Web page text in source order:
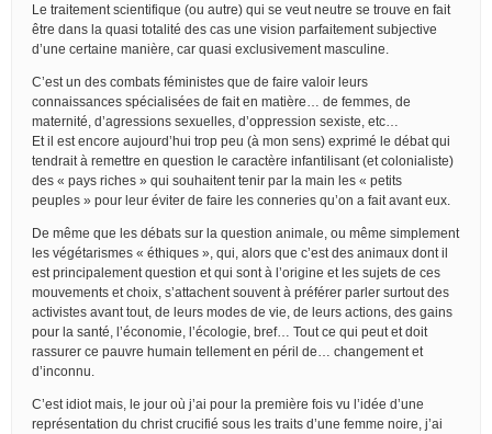
Le traitement scientifique (ou autre) qui se veut neutre se trouve en fait
être dans la quasi totalité des cas une vision parfaitement subjective
d’une certaine manière, car quasi exclusivement masculine.
C’est un des combats féministes que de faire valoir leurs
connaissances spécialisées de fait en matière… de femmes, de
maternité, d’agressions sexuelles, d’oppression sexiste, etc…
Et il est encore aujourd’hui trop peu (à mon sens) exprimé le débat qui
tendrait à remettre en question le caractère infantilisant (et colonialiste)
des « pays riches » qui souhaitent tenir par la main les « petits
peuples » pour leur éviter de faire les conneries qu’on a fait avant eux.
De même que les débats sur la question animale, ou même simplement
les végétarismes « éthiques », qui, alors que c’est des animaux dont il
est principalement question et qui sont à l’origine et les sujets de ces
mouvements et choix, s’attachent souvent à préférer parler surtout des
activistes avant tout, de leurs modes de vie, de leurs actions, des gains
pour la santé, l’économie, l’écologie, bref… Tout ce qui peut et doit
rassurer ce pauvre humain tellement en péril de… changement et
d’inconnu.
C’est idiot mais, le jour où j’ai pour la première fois vu l’idée d’une
représentation du christ crucifié sous les traits d’une femme noire, j’ai